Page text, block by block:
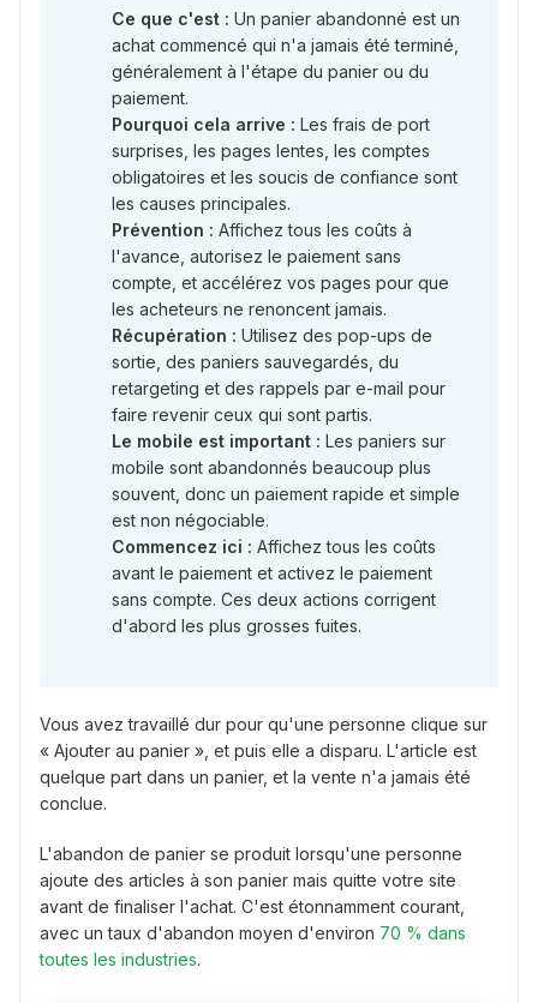
Ce que c'est : Un panier abandonné est un
achat commencé qui n'a jamais été terminé,
généralement à l'étape du panier ou du
paiement.
Pourquoi cela arrive : Les frais de port
surprises, les pages lentes, les comptes
obligatoires et les soucis de confiance sont
les causes principales.
Prévention : Affichez tous les coûts à
l'avance, autorisez le paiement sans
compte, et accélérez vos pages pour que
les acheteurs ne renoncent jamais.
Récupération : Utilisez des pop-ups de
sortie, des paniers sauvegardés, du
retargeting et des rappels par e-mail pour
faire revenir ceux qui sont partis.
Le mobile est important : Les paniers sur
mobile sont abandonnés beaucoup plus
souvent, donc un paiement rapide et simple
est non négociable.
Commencez ici : Affichez tous les coûts
avant le paiement et activez le paiement
sans compte. Ces deux actions corrigent
d'abord les plus grosses fuites.
Vous avez travaillé dur pour qu'une personne clique sur
« Ajouter au panier », et puis elle a disparu. L'article est
quelque part dans un panier, et la vente n'a jamais été
conclue.
L'abandon de panier se produit lorsqu'une personne
ajoute des articles à son panier mais quitte votre site
avant de finaliser l'achat. C'est étonnamment courant,
avec un taux d'abandon moyen d'environ 70 % dans
toutes les industries.